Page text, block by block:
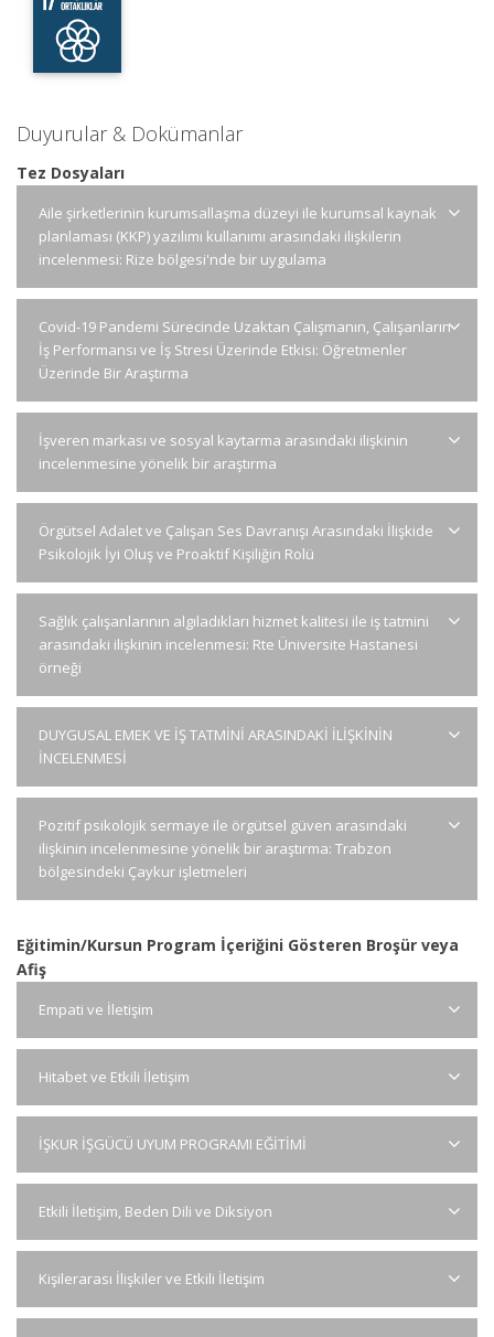
Duyurular & Dokümanlar
Tez Dosyaları
Aile şirketlerinin kurumsallaşma düzeyi ile kurumsal kaynak
planlaması (KKP) yazılımı kullanımı arasındaki ilişkilerin
incelenmesi: Rize bölgesi'nde bir uygulama
Covid-19 Pandemi Sürecinde Uzaktan Çalışmanın, Çalışanların
İş Performansı ve İş Stresi Üzerinde Etkisi: Öğretmenler
Üzerinde Bir Araştırma
İşveren markası ve sosyal kaytarma arasındaki ilişkinin
incelenmesine yönelik bir araştırma
Örgütsel Adalet ve Çalışan Ses Davranışı Arasındaki İlişkide
Psikolojik İyi Oluş ve Proaktif Kişiliğin Rolü
Sağlık çalışanlarının algıladıkları hizmet kalitesi ile iş tatmini
arasındaki ilişkinin incelenmesi: Rte Üniversite Hastanesi
örneği
DUYGUSAL EMEK VE İŞ TATMİNİ ARASINDAKİ İLİŞKİNİN
İNCELENMESİ
Pozitif psikolojik sermaye ile örgütsel güven arasındaki
ilişkinin incelenmesine yönelik bir araştırma: Trabzon
bölgesindeki Çaykur işletmeleri
Eğitimin/Kursun Program İçeriğini Gösteren Broşür veya
Afiş
Empati ve İletişim
Hitabet ve Etkili İletişim
İŞKUR İŞGÜCÜ UYUM PROGRAMI EĞİTİMİ
Etkili İletişim, Beden Dili ve Diksiyon
Kişilerarası İlişkiler ve Etkili İletişim